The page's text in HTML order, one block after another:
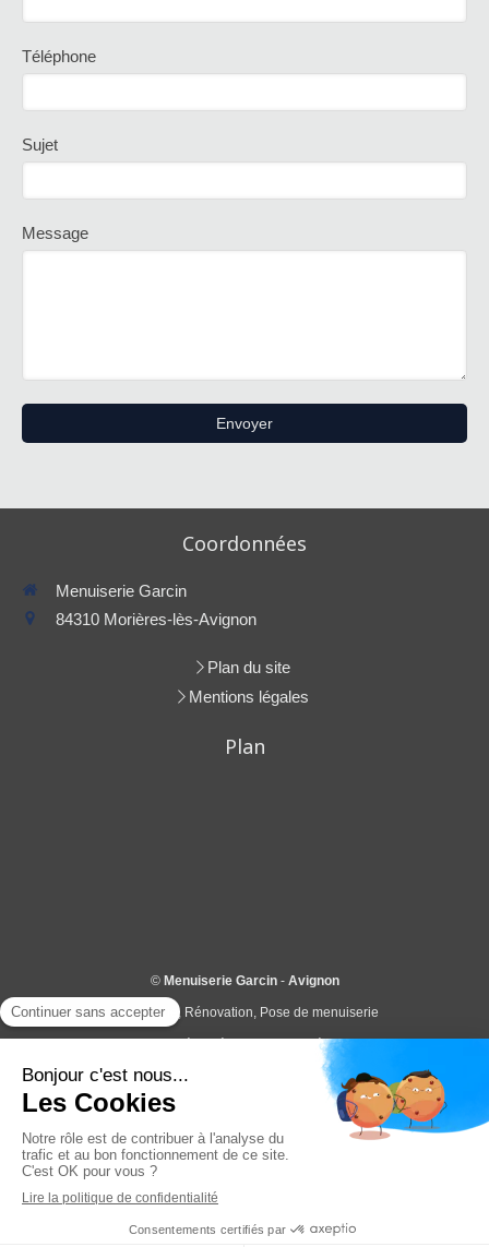
Téléphone
Sujet
Message
Envoyer
Coordonnées
Menuiserie Garcin
84310 Morières-lès-Avignon
Plan du site
Mentions légales
Plan
©Menuiserie Garcin-Avignon
Menuiserie, Rénovation, Pose de menuiserie
Disponible autour de Morières-lès-Avignon, Vedène, Le Pontet, Le Thor,
Entraigues-sur-la-Sorgue, Avignon, Sorgues, Châteaurenard,
Noves, Montfavet, St Saturnin les Avignon, Velleron, Châteauneuf de
Gadagne, Caumont, etc...
Création et référencement du site par Simplébo